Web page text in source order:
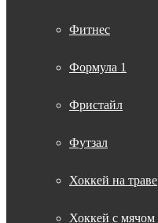
Фитнес
Формула 1
Фристайл
Футзал
Хоккей на траве
Хоккей с мячом